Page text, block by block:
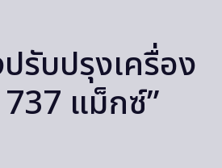
รับปรุงเครื่อง
แม็กซ์”